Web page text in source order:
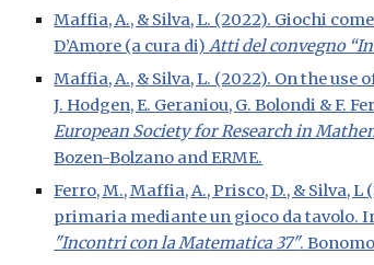
Maffia, A., & Silva, L. (2022). Giochi
D’Amore (a cura di)Atti del convegno
Maffia, A., & Silva, L. (2022). On the
J. Hodgen, E. Geraniou, G. Bolondi & F.
European Society for Research in
Bozen-Bolzano and ERME.
Ferro, M., Maffia, A., Prisco, D., & Silva,
primaria mediante un gioco da tavolo.
"Incontri con la Matematica 37".